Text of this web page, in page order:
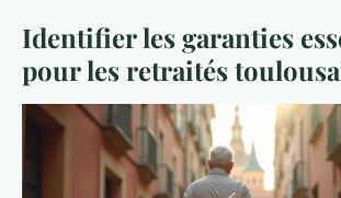
Identifier les garanties
pour les retraités